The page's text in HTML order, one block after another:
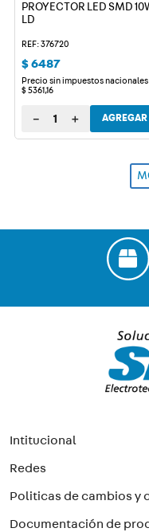
PROYECTOR LED SMD
LD
REF: 376720
$6487
Precio sin impuestos nacionales
$5361,16
＋
－ AGREGAR
Intitucional
Redes
Politicas de cambios y
Documentación de